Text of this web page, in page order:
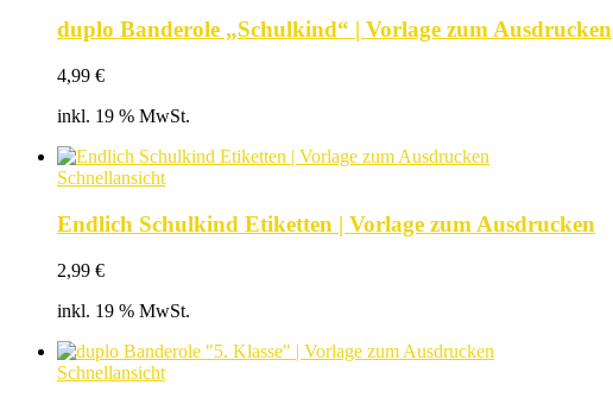
duplo Banderole „Schulkind“ | Vorlage zum Ausdrucken
4,99 €
inkl. 19 % MwSt.
Schnellansicht
Endlich Schulkind Etiketten | Vorlage zum Ausdrucken
2,99 €
inkl. 19 % MwSt.
Schnellansicht